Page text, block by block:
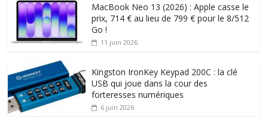
MacBook Neo 13 (2026) : Apple casse le
prix, 714 € au lieu de 799 € pour le 8/512
Go !
11 juin 2026
Kingston IronKey Keypad 200C : la clé
USB qui joue dans la cour des
forteresses numériques
6 juin 2026